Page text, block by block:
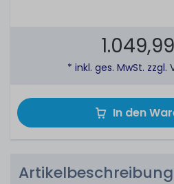
* inkl. ges. MwSt. zzgl.
In den
Artikelbeschreibung